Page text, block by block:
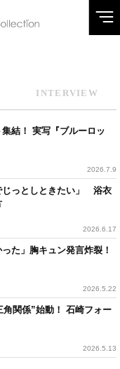
INTERVIEW
結！ 実写『ブルーロッ
2026.7.9
じっとしときたい」 浴衣
2026.6.17
た」胸キュン発言炸裂！
2026.5.22
関係”始動！ 石崎フォー
2026.5.13